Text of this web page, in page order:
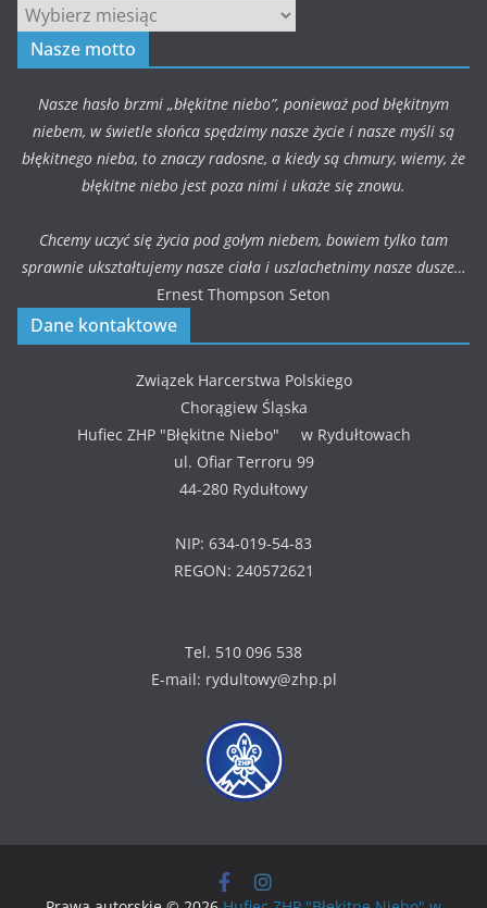
Archiwa
Nasze motto
Nasze hasło brzmi „błękitne niebo”, ponieważ pod błękitnym
niebem, w świetle słońca spędzimy nasze życie i nasze myśli są
błękitnego nieba, to znaczy radosne, a kiedy są chmury, wiemy, że
błękitne niebo jest poza nimi i ukaże się znowu.
Chcemy uczyć się życia pod gołym niebem, bowiem tylko tam
sprawnie ukształtujemy nasze ciała i uszlachetnimy nasze dusze…
Ernest Thompson Seton
Dane kontaktowe
Związek Harcerstwa Polskiego
Chorągiew Śląska
Hufiec ZHP "Błękitne Niebo" w Rydułtowach
ul. Ofiar Terroru 99
44-280 Rydułtowy
NIP: 634-019-54-83
REGON: 240572621
Tel. 510 096 538
E-mail: rydultowy@zhp.pl